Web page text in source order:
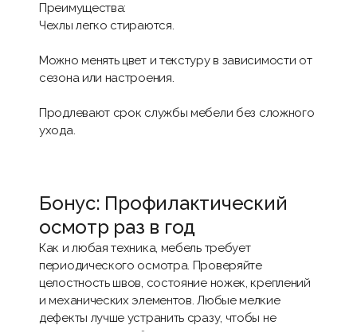
Преимущества:
Чехлы легко стираются.
Можно менять цвет и текстуру в зависимости от
сезона или настроения.
Продлевают срок службы мебели без сложного
ухода.
Бонус: Профилактический
осмотр раз в год
Как и любая техника, мебель требует
периодического осмотра. Проверяйте
целостность швов, состояние ножек, креплений
и механических элементов. Любые мелкие
дефекты лучше устранить сразу, чтобы не